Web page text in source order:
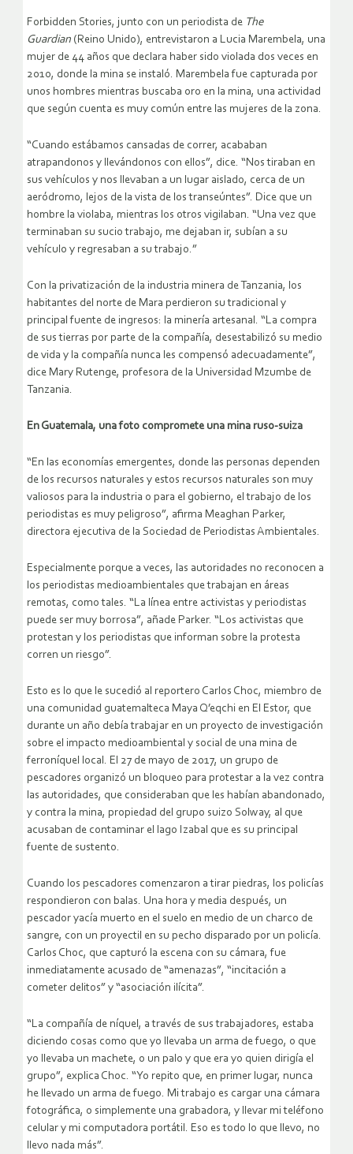
Forbidden Stories, junto con un periodista de The
Guardian (Reino Unido), entrevistaron a Lucia Marembela, una
mujer de 44 años que declara haber sido violada dos veces en
2010, donde la mina se instaló. Marembela fue capturada por
unos hombres mientras buscaba oro en la mina, una actividad
que según cuenta es muy común entre las mujeres de la zona.
“Cuando estábamos cansadas de correr, acababan
atrapandonos y llevándonos con ellos”, dice. “Nos tiraban en
sus vehículos y nos llevaban a un lugar aislado, cerca de un
aeródromo, lejos de la vista de los transeúntes”. Dice que un
hombre la violaba, mientras los otros vigilaban. “Una vez que
terminaban su sucio trabajo, me dejaban ir, subían a su
vehículo y regresaban a su trabajo.”
Con la privatización de la industria minera de Tanzania, los
habitantes del norte de Mara perdieron su tradicional y
principal fuente de ingresos: la minería artesanal. “La compra
de sus tierras por parte de la compañía, desestabilizó su medio
de vida y la compañía nunca les compensó adecuadamente”,
dice Mary Rutenge, profesora de la Universidad Mzumbe de
Tanzania.
En Guatemala, una foto compromete una mina ruso-suiza
“En las economías emergentes, donde las personas dependen
de los recursos naturales y estos recursos naturales son muy
valiosos para la industria o para el gobierno, el trabajo de los
periodistas es muy peligroso”, afirma Meaghan Parker,
directora ejecutiva de la Sociedad de Periodistas Ambientales.
Especialmente porque a veces, las autoridades no reconocen a
los periodistas medioambientales que trabajan en áreas
remotas, como tales. “La línea entre activistas y periodistas
puede ser muy borrosa”, añade Parker. “Los activistas que
protestan y los periodistas que informan sobre la protesta
corren un riesgo”.
Esto es lo que le sucedió al reportero Carlos Choc, miembro de
una comunidad guatemalteca Maya Q’eqchi en El Estor, que
durante un año debía trabajar en un proyecto de investigación
sobre el impacto medioambiental y social de una mina de
ferroníquel local. El 27 de mayo de 2017, un grupo de
pescadores organizó un bloqueo para protestar a la vez contra
las autoridades, que consideraban que les habían abandonado,
y contra la mina, propiedad del grupo suizo Solway, al que
acusaban de contaminar el lago Izabal que es su principal
fuente de sustento.
Cuando los pescadores comenzaron a tirar piedras, los policías
respondieron con balas. Una hora y media después, un
pescador yacía muerto en el suelo en medio de un charco de
sangre, con un proyectil en su pecho disparado por un policía.
Carlos Choc, que capturó la escena con su cámara, fue
inmediatamente acusado de “amenazas”, “incitación a
cometer delitos” y “asociación ilícita”.
“La compañía de níquel, a través de sus trabajadores, estaba
diciendo cosas como que yo llevaba un arma de fuego, o que
yo llevaba un machete, o un palo y que era yo quien dirigía el
grupo”, explica Choc. “Yo repito que, en primer lugar, nunca
he llevado un arma de fuego. Mi trabajo es cargar una cámara
fotográfica, o simplemente una grabadora, y llevar mi teléfono
celular y mi computadora portátil. Eso es todo lo que llevo, no
llevo nada más”.